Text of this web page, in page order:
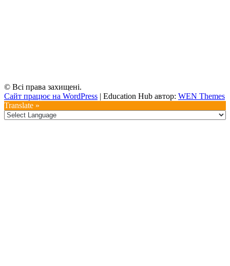
© Всі права захищені.
Сайт працює на WordPress | Education Hub автор: WEN Themes
Translate »